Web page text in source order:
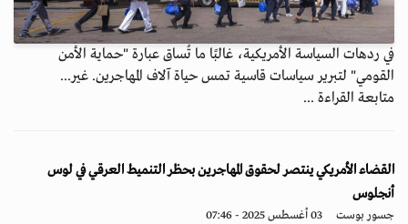
في ردهات السياسة الأمريكية، غالبًا ما تُساق عبارة "حماية الأمن
القومي" لتبرير سياسات قاسية تمس حياة آلاف المهاجرين. غير...
متابعة القراءة ...
القضاء الأمريكي ينتصر لحقوق المهاجرين بحظر التنميط العرقي في لوس
أنجلوس
جسور بوست 03 أغسطس 2025 - 07:46